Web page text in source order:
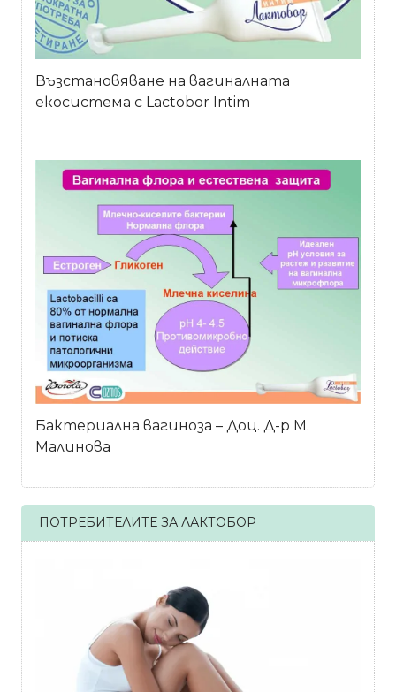
Възстановяване на вагиналната
екосистема с Lactobor Intim
Бактериална вагиноза – Доц. Д-р М.
Малинова
ПОТРЕБИТЕЛИТЕ ЗА ЛАКТОБОР